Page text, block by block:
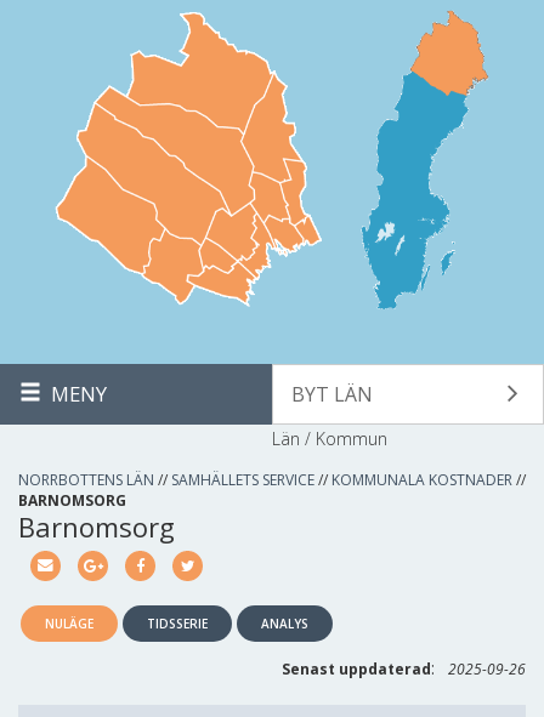
MENY BYT LÄN
Län / Kommun
NORRBOTTENS LÄN // SAMHÄLLETS SERVICE// KOMMUNALA KOSTNADER//
BARNOMSORG
Barnomsorg
NULÄGE TIDSSERIE ANALYS
Senast uppdaterad: 2025-09-26